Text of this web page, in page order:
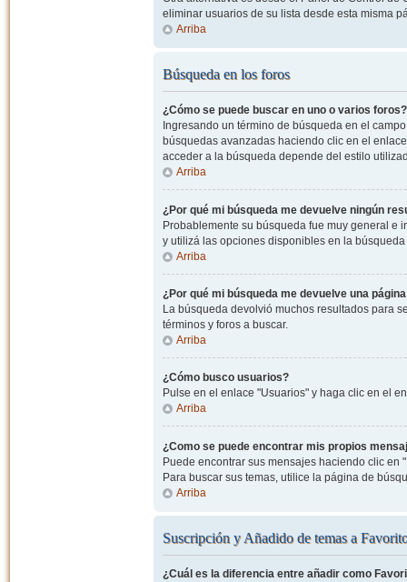
eliminar usuarios de su lista desde esta misma
Arriba
Búsqueda en los foros
¿Cómo se puede buscar en uno o varios foros?
Ingresando un término de búsqueda en el
búsquedas avanzadas haciendo clic en el
acceder a la búsqueda depende del estilo
Arriba
¿Por qué mi búsqueda me devuelve ningún
Probablemente su búsqueda fue muy general e
y utilizá las opciones disponibles en la
Arriba
¿Por qué mi búsqueda me devuelve una
La búsqueda devolvió muchos resultados para
términos y foros a buscar.
Arriba
¿Cómo busco usuarios?
Pulse en el enlace "Usuarios" y haga clic en el
Arriba
¿Como se puede encontrar mis propios
Puede encontrar sus mensajes haciendo clic en
Para buscar sus temas, utilice la página de
Arriba
Suscripción y Añadido de temas a
¿Cuál es la diferencia entre añadir como